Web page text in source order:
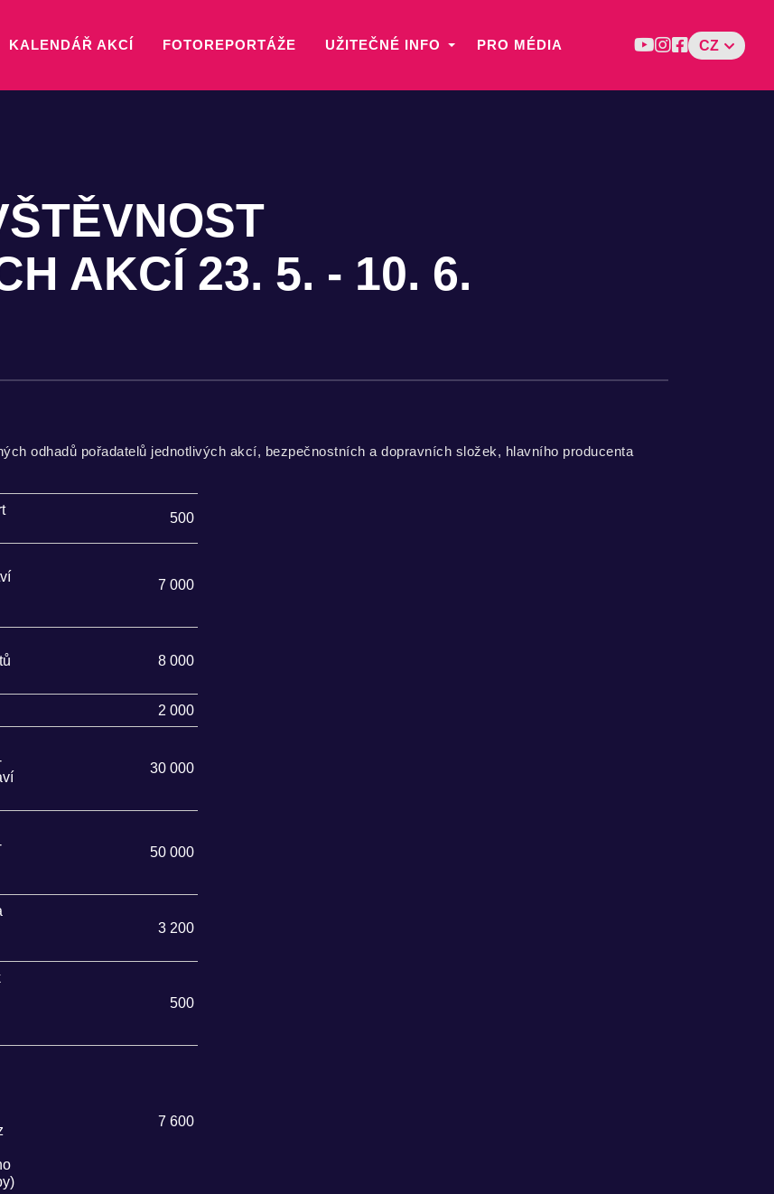
KALENDÁŘ AKCÍ FOTOREPORTÁŽE UŽITEČNÉ INFO PRO MÉDIA CZ
AKCÍ 23. 5. - 10. 6.
odhadů pořadatelů jednotlivých akcí, bezpečnostních a dopravních složek, hlavního producenta
500
7 000
8 000
2 000
30 000
50 000
3 200
500
7 600